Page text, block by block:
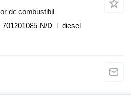
de combustibil
701201085-N/D
diesel